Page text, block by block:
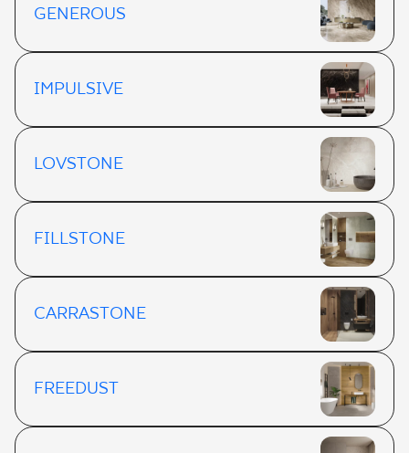
GENEROUS
IMPULSIVE
LOVSTONE
FILLSTONE
CARRASTONE
FREEDUST